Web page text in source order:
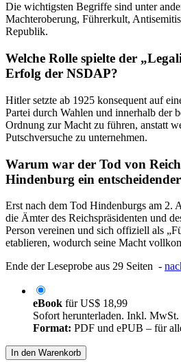
Die wichtigsten Begriffe sind unter
Machteroberung, Führerkult,
Republik.
Welche Rolle spielte der
Erfolg der NSDAP?
Hitler setzte ab 1925 konsequent auf
Partei durch Wahlen und innerhalb der
Ordnung zur Macht zu führen, anstatt
Putschversuche zu unternehmen.
Warum war der Tod von
Hindenburg ein
Erst nach dem Tod Hindenburgs am 2.
die Ämter des Reichspräsidenten und
Person vereinen und sich offiziell als
etablieren, wodurch seine Macht
Ende der Leseprobe aus 29 Seiten -
eBook fürUS$ 18,99
Sofort herunterladen. Inkl. MwSt.
Format: PDF und ePUB – für
In den Warenkorb